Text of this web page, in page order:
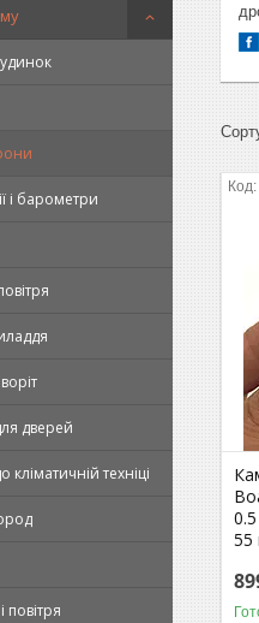
і барометри
дверей
кліматичній техніці
повітря
55